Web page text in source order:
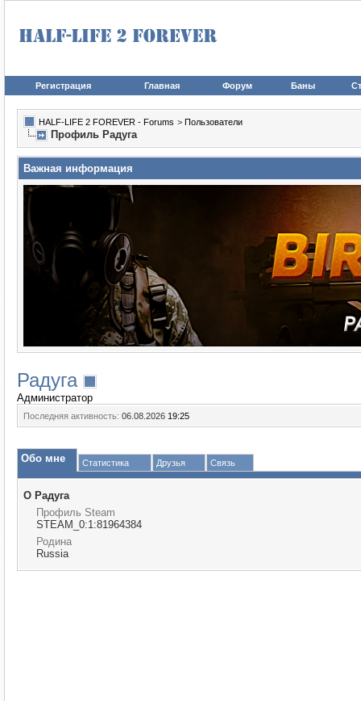
Регистрация Главная Форум Баны
HALF-LIFE 2 FOREVER - Forums > Пользователи
Профиль Радуга
Важная информация
Радуга
Администратор
Последняя активность: 06.08.2026 19:25
Обо мне Статистика Друзья Связь
О Радуга
Профиль Steam
STEAM_0:1:81964384
Родина
Russia